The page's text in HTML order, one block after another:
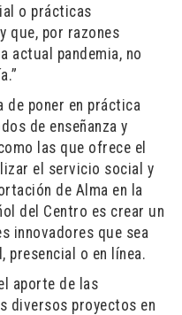
o prácticas
que, por razones
actual pandemia, no
de poner en práctica
de enseñanza y
las que ofrece el
el servicio social y
de Alma en la
del Centro es crear un
innovadores que sea
presencial o en línea.
aporte de las
diversos proyectos en